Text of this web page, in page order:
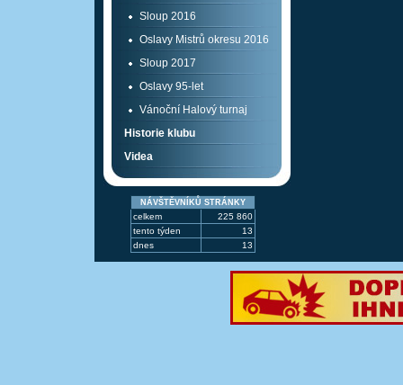
Sloup 2016
Oslavy Mistrů okresu 2016
Sloup 2017
Oslavy 95-let
Vánoční Halový turnaj
Historie klubu
Videa
NÁVŠTĚVNÍKŮ STRÁNKY
celkem
225 860
tento týden
13
dnes
13